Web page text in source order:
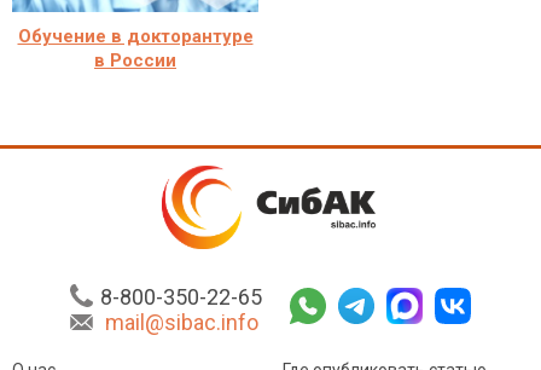
Обучение в докторантуре
в России
8-800-350-22-65
mail@sibac.info